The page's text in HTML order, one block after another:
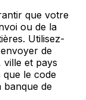
que votre
ou de la
Utilisez-
de
ville et pays
que le code
banque de